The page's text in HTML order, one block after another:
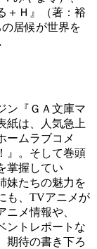
＋Ｈ』（著：裕
居候が世界を
ン『ＧＡ文庫マ
紙は、人気急上
ムラブコメ
』。そして巻頭
掌握してい
妹たちの魅力を
も、TVアニメが
メ情報や、
ントレポートな
期待の書き下ろ